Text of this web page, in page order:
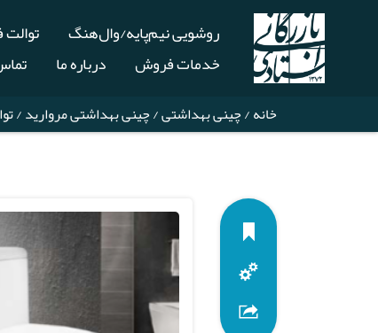
روشویی نیم‌پایه/وال‌هنگ
خدمات فروش
درباره ما
خانه/چینی بهداشتی/چینی بهداشتی مروارید/